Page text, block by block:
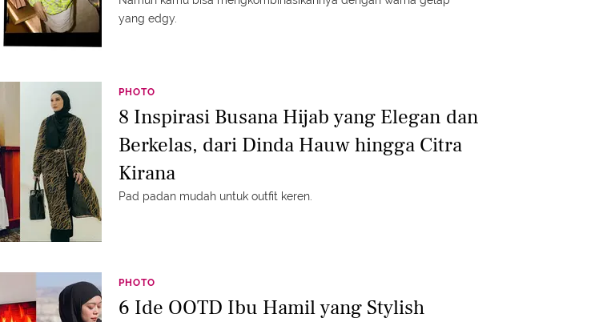
yang edgy.
PHOTO
8 Inspirasi Busana Hijab yang Elegan dan
Berkelas, dari Dinda Hauw hingga Citra
Kirana
Pad padan mudah untuk outfit keren.
PHOTO
6 Ide OOTD Ibu Hamil yang Stylish